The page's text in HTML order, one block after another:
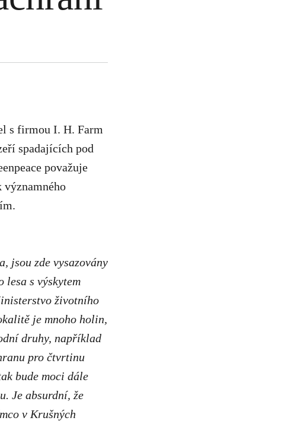
s firmou I. H. Farm
spadajících pod
považuje
významného
jsou zde vysazovány
s výskytem
životního
je mnoho holin,
druhy, například
pro čtvrtinu
bude moci dále
Je absurdní, že
v Krušných